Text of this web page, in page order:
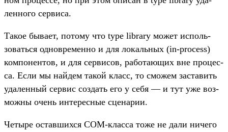
лен­ного сер­виса.
Та­кое быва­ет, потому что type library может исполь­
зовать­ся одновре­мен­но и для локаль­ных (in-process)
ком­понен­тов, и для сер­висов, работа­ющих вне про­цес­
са. Если мы най­дем такой класс, то смо­жем зас­тавить
уда­лен­ный сер­вис соз­дать его у себя — и тут уже воз­
можны очень инте­рес­ные сце­нарии.
Че­тыре оставших­ся COM-клас­са тоже не дали ничего